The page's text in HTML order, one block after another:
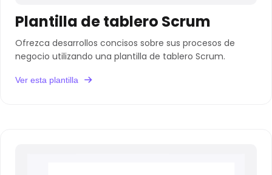
Plantilla de tablero Scrum
Ofrezca desarrollos concisos sobre sus procesos de
negocio utilizando una plantilla de tablero Scrum.
Ver esta plantilla